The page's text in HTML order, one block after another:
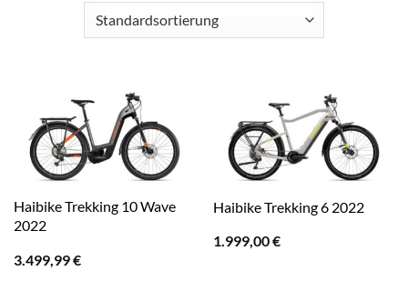
Haibike Trekking 10 Wave
2022
3.499,99€
Haibike Trekking 6 2022
1.999,00€